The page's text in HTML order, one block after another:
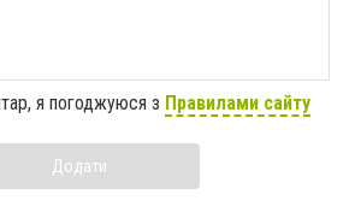
я погоджуюся з Правилами сайту
Додати